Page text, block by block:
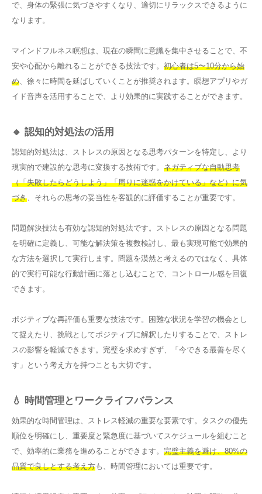
で、身体の緊張に気づきやすくなり、適切にリラックスできるように
なります。
マインドフルネス瞑想は、現在の瞬間に意識を集中させることで、不
安や心配から離れることができる技法です。 初心者は5〜10分から始
め、徐々に時間を延ばしていくことが推奨されます。瞑想アプリやガ
イド音声を活用することで、より効果的に実践することができます。
🔸 認知的対処法の活用
認知的対処法は、ストレスの原因となる思考パターンを特定し、より
現実的で建設的な思考に変換する技術です。 ネガティブな自動思考
（「失敗したらどうしよう」「周りに迷惑をかけている」など）に気
づき、それらの思考の妥当性を客観的に評価することが重要です。
問題解決技法も有効な認知的対処法です。ストレスの原因となる問題
を明確に定義し、可能な解決策を複数検討し、最も実現可能で効果的
な方法を選択して実行します。問題を漠然と考えるのではなく、具体
的で実行可能な行動計画に落とし込むことで、コントロール感を回復
できます。
ポジティブな再評価も重要な技法です。困難な状況を学習の機会とし
て捉えたり、挑戦としてポジティブに解釈したりすることで、ストレ
スの影響を軽減できます。完璧を求めすぎず、「今できる最善を尽く
す」という考え方を持つことも大切です。
💧 時間管理とワークライフバランス
効果的な時間管理は、ストレス軽減の重要な要素です。タスクの優先
順位を明確にし、重要度と緊急度に基づいてスケジュールを組むこと
で、効率的に業務を進めることができます。 完璧主義を避け、80%の
品質で良しとする考え方も、時間管理においては重要です。